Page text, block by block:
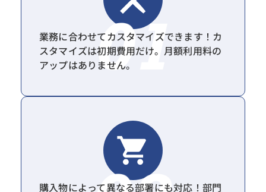
業務に合わせてカスタマイズできます！カ
スタマイズは初期費用だけ。月額利用料の
アップはありません。
購入物によって異なる部署にも対応！部門